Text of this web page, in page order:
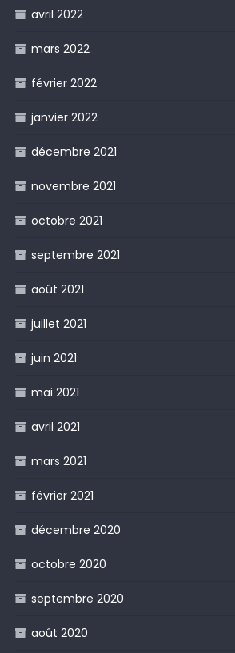
avril 2022
mars 2022
février 2022
janvier 2022
décembre 2021
novembre 2021
octobre 2021
septembre 2021
août 2021
juillet 2021
juin 2021
mai 2021
avril 2021
mars 2021
février 2021
décembre 2020
octobre 2020
septembre 2020
août 2020